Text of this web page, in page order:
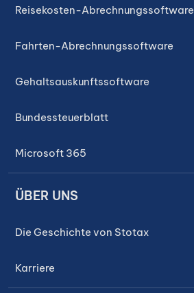
Reisekosten-Abrechnungssoftware
Fahrten-Abrechnungssoftware
Gehaltsauskunftssoftware
Bundessteuerblatt
Microsoft 365
ÜBER UNS
Die Geschichte von Stotax
Karriere